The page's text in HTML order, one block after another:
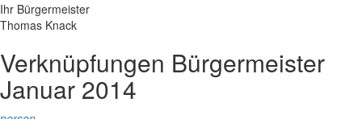
Ihr Bürgermeister
Thomas Knack
Verknüpfungen Bürgermeister
Januar 2014